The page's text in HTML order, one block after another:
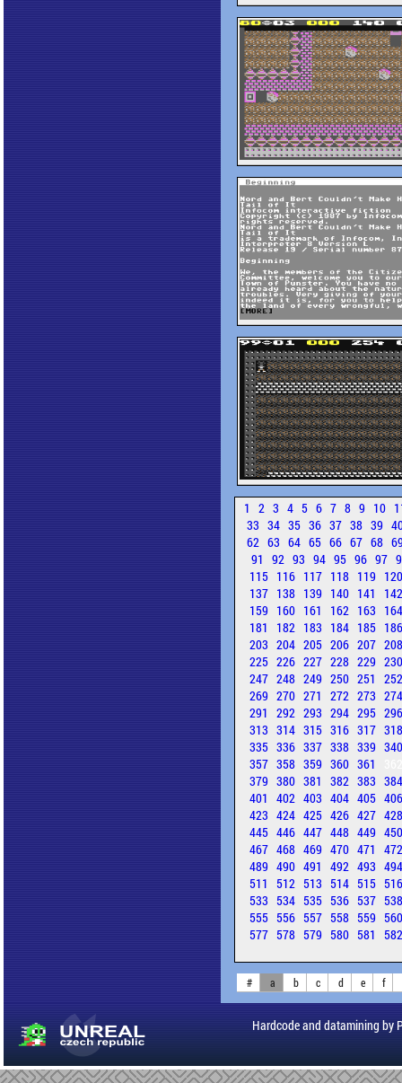
1 2 3 4 5 6 7 8 9 10
33 34 35 36 37 38 39
62 63 64 65 66 67 68
91 92 93 94 95 96 97
115 116 117 118 119
137 138 139 140 141
159 160 161 162 163
181
182 183 184 185
203 204 205 206 207
225 226 227 228 229
247 248 249 250 251
269 270 271 272 273
291 292 293 294 295
313 314 315 316 317
335 336 337 338 339
357 358 359 360 361
379 380 381 382 383
401 402 403 404 405
423 424 425 426 427
445 446 447 448 449
467 468 469 470 471
489 490 491 492 493
511 512 513 514 515
533 534 535 536 537
555 556 557 558 559
577 578 579 580 581
# a b c d e f
Hardcode and datamining by